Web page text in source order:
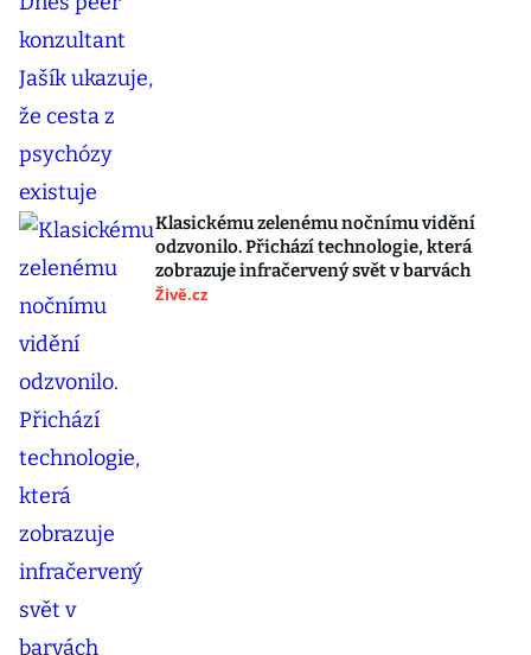
Klasickému zelenému nočnímu vidění
odzvonilo. Přichází technologie, která
zobrazuje infračervený svět v barvách
Živě.cz